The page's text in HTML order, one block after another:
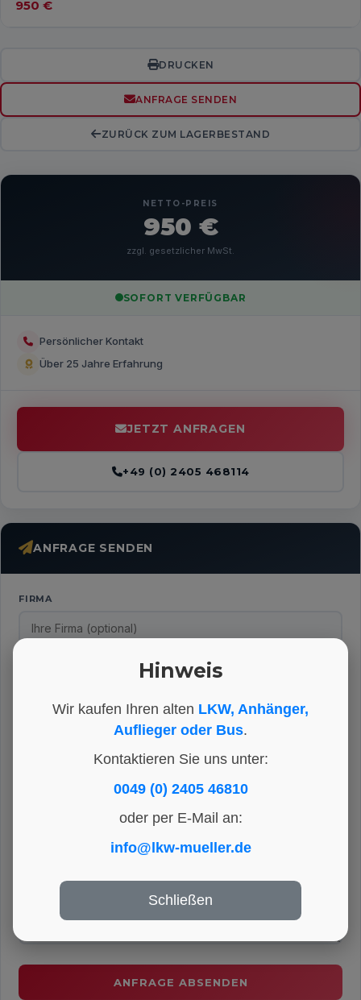
Hinweis
Wir kaufen Ihren alten LKW, Anhänger,
Auflieger oder Bus.
Kontaktieren Sie uns unter:
0049 (0) 2405 46810
oder per E-Mail an:
info@lkw-mueller.de
Schließen
950 €
DRUCKEN
ANFRAGE SENDEN
ZURÜCK ZUM LAGERBESTAND
NETTO-PREIS
950 €
zzgl. gesetzlicher MwSt.
SOFORT VERFÜGBAR
Persönlicher Kontakt
Über 25 Jahre Erfahrung
JETZT ANFRAGEN
+49 (0) 2405 468114
ANFRAGE SENDEN
FIRMA